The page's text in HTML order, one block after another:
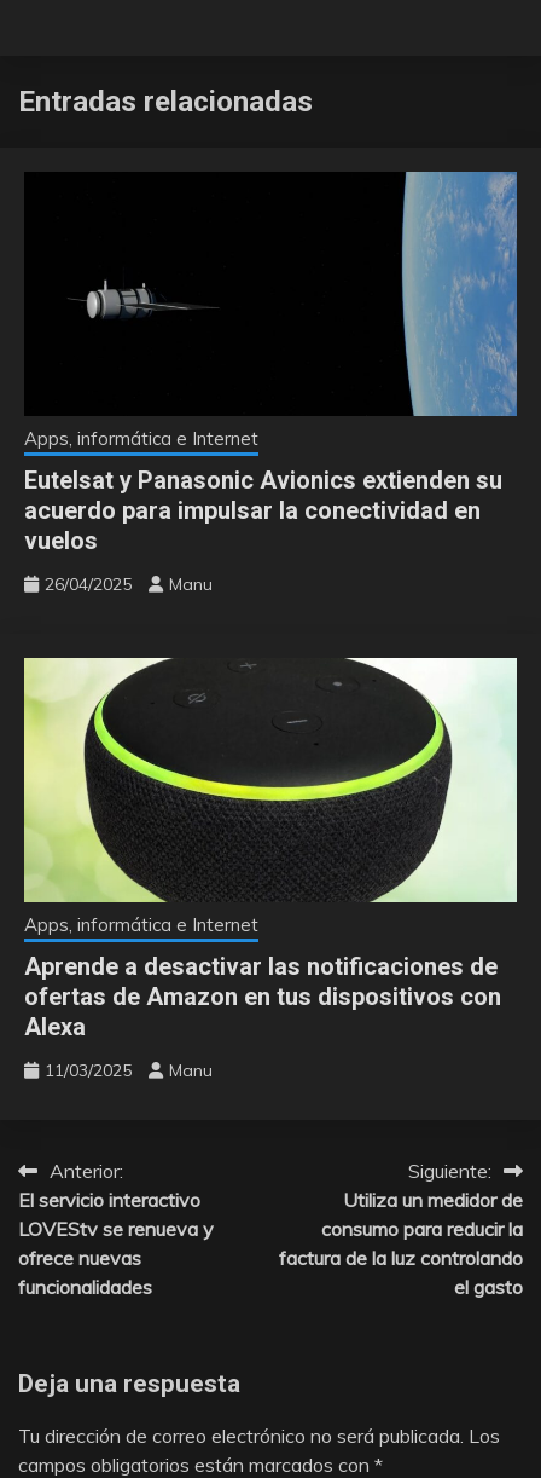
Entradas relacionadas
Apps, informática e Internet
Eutelsat y Panasonic Avionics extienden su
acuerdo para impulsar la conectividad en
vuelos
26/04/2025 Manu
Apps, informática e Internet
Aprende a desactivar las notificaciones de
ofertas de Amazon en tus dispositivos con
Alexa
11/03/2025 Manu
Navegación
de
entradas
Anterior:
El servicio interactivo
LOVEStv se renueva y
ofrece nuevas
funcionalidades
Siguiente:
Utiliza un medidor de
consumo para reducir la
factura de la luz controlando
el gasto
Deja una respuesta
Tu dirección de correo electrónico no será publicada. Los
campos obligatorios están marcados con *